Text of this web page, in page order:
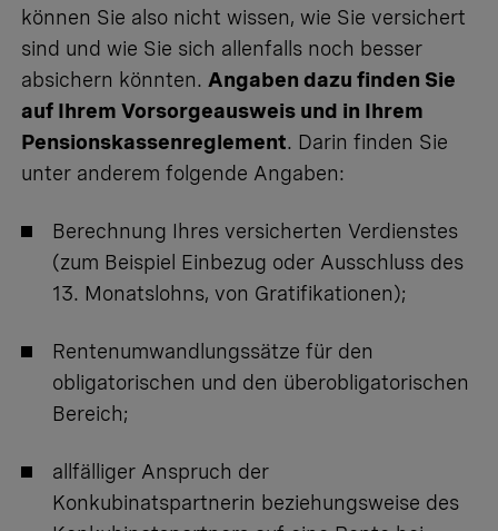
können Sie also nicht wissen, wie Sie versichert
sind und wie Sie sich allenfalls noch besser
absichern könnten. Angaben dazu finden Sie
auf Ihrem Vorsorgeausweis und in Ihrem
Pensionskassenreglement. Darin finden Sie
unter anderem folgende Angaben:
Berechnung Ihres versicherten Verdienstes
(zum Beispiel Einbezug oder Ausschluss des
13. Monatslohns, von Gratifikationen);
Rentenumwandlungssätze für den
obligatorischen und den überobligatorischen
Bereich;
allfälliger Anspruch der
Konkubinatspartnerin beziehungsweise des